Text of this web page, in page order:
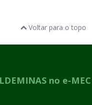
Voltar para o topo
no e-MEC